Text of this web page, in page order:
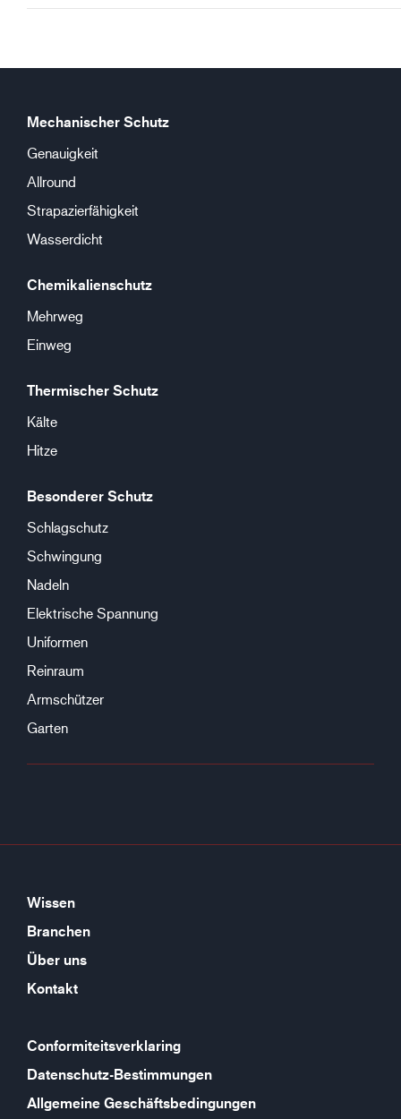
Mechanischer Schutz
Genauigkeit
Allround
Strapazierfähigkeit
Wasserdicht
Chemikalienschutz
Mehrweg
Einweg
Thermischer Schutz
Kälte
Hitze
Besonderer Schutz
Schlagschutz
Schwingung
Nadeln
Elektrische Spannung
Uniformen
Reinraum
Armschützer
Garten
Wissen
Branchen
Über uns
Kontakt
Conformiteitsverklaring
Datenschutz-Bestimmungen
Allgemeine Geschäftsbedingungen